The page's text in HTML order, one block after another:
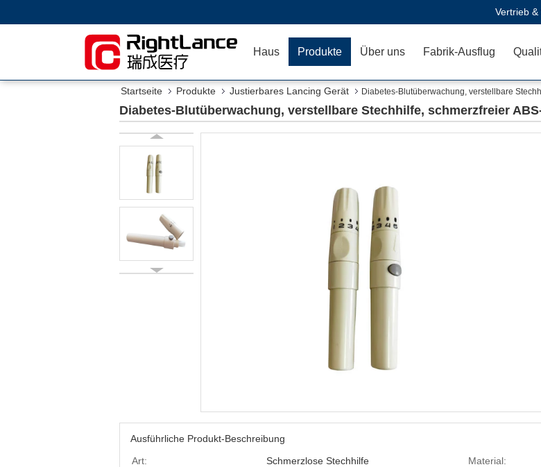
Vertrieb &
Haus Produkte Über uns Fabrik-Ausflug
Startseite Produkte Justierbares Lancing Gerät Diabetes-Blutüberwachung, verstellbare
Diabetes-Blutüberwachung, verstellbare Stechhilfe, schmerzfreier
Ausführliche Produkt-Beschreibung
Art:
Schmerzlose Stechhilfe Material: